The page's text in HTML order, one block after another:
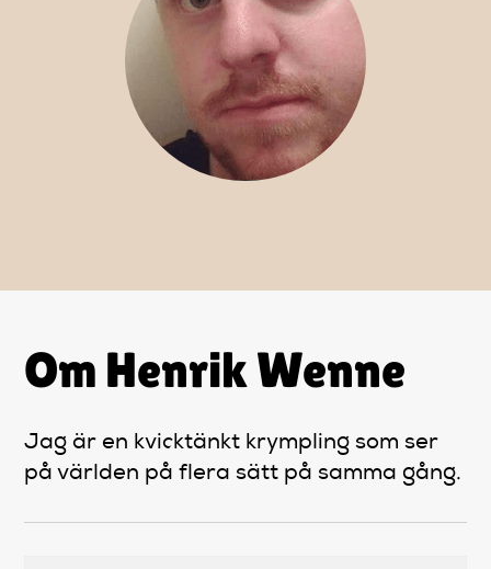
Tidigare lineup
Kontakta oss
Vanliga frågor
Mitt konto
Om Henrik Wenne
Jag är en kvicktänkt krympling som ser
på världen på flera sätt på samma gång.